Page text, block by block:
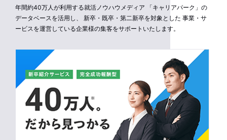
年間約40万人が利用する就活ノウハウメディア 「キャリアパーク」の
データベースを活用し、 新卒・既卒・第二新卒を対象とした 事業・サ
ービスを運営している企業様の集客をサポートいたします。